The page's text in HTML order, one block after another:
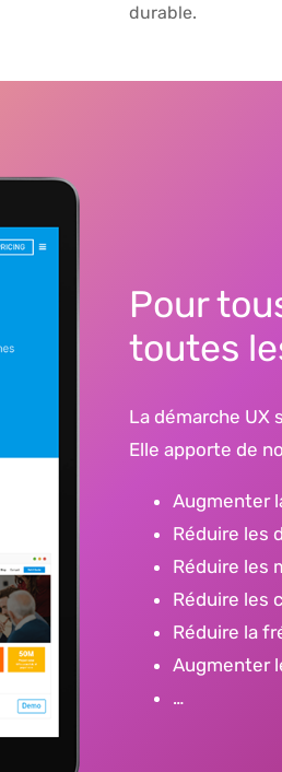
durable.
Pour
toutes
La démarche UX
Elle apporte de
Augmenter
Réduire les
Réduire les
Réduire les
Réduire la
Augmenter
…